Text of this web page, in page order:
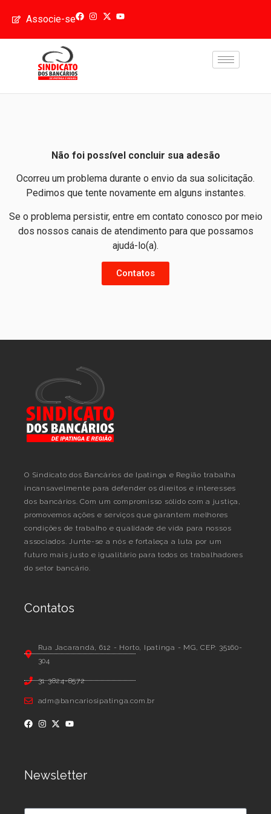
Associe-se
Não foi possível concluir sua adesão
Ocorreu um problema durante o envio da sua solicitação.
Pedimos que tente novamente em alguns instantes.
Se o problema persistir, entre em contato conosco por meio
dos nossos canais de atendimento para que possamos
ajudá-lo(a).
Contatos
O Sindicato dos Bancários de Ipatinga e Região trabalha
incansavelmente para defender os direitos e interesses
dos bancários. Com um compromisso sólido com a justiça,
promovemos ações e serviços que garantem melhores
condições de trabalho e qualidade de vida para nossos
associados. Junte-se a nós e fortaleça a luta por um
futuro mais justo e igualitário para todos os trabalhadores
do setor bancário.
Contatos
Rua Jacarandá, 612 - Horto, Ipatinga - MG, CEP: 35160-
304
31 3824-8572
adm@bancariosipatinga.com.br
Newsletter